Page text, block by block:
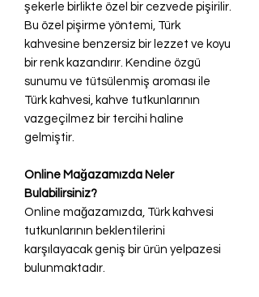
şekerle birlikte özel bir cezvede pişirilir.
Bu özel pişirme yöntemi, Türk
kahvesine benzersiz bir lezzet ve koyu
bir renk kazandırır. Kendine özgü
sunumu ve tütsülenmiş aroması ile
Türk kahvesi, kahve tutkunlarının
vazgeçilmez bir tercihi haline
gelmiştir.
Online Mağazamızda Neler
Bulabilirsiniz?
Online mağazamızda, Türk kahvesi
tutkunlarının beklentilerini
karşılayacak geniş bir ürün yelpazesi
bulunmaktadır.